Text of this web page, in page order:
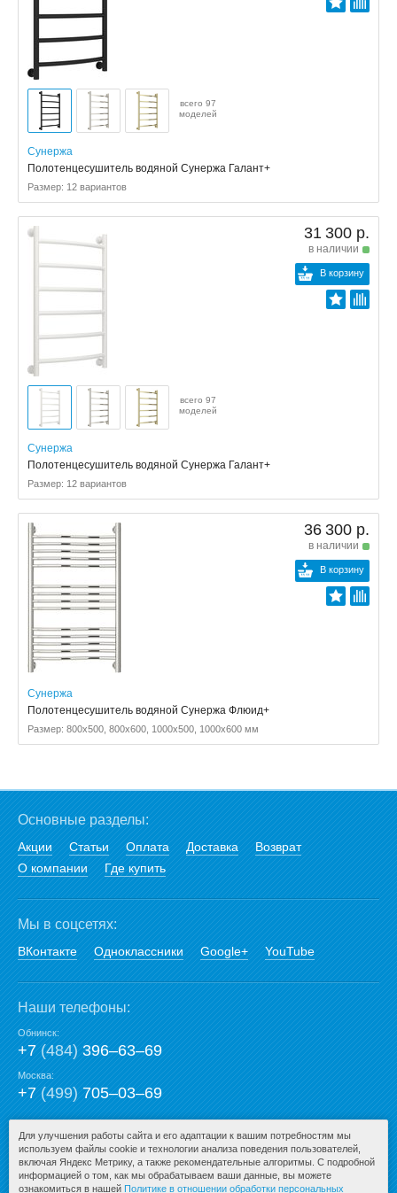
всего 97
моделей
Сунержа
Полотенцесушитель водяной Сунержа Галант+
Размер: 12 вариантов
31 300 р.
в наличии
В корзину
всего 97
моделей
Сунержа
Полотенцесушитель водяной Сунержа Галант+
Размер: 12 вариантов
36 300 р.
в наличии
В корзину
Сунержа
Полотенцесушитель водяной Сунержа Флюид+
Размер: 800x500, 800x600, 1000x500, 1000x600 мм
Основные разделы:
Акции Статьи Оплата Доставка
Возврат
О компании
Где купить
Мы в соцсетях:
ВКонтакте Одноклассники Google+ YouTube
Наши телефоны:
Обнинск:
+7(484)396‒63‒69
Москва:
+7(499)705‒03‒69
E-mail:
mail@san-premium.ru
Для улучшения работы сайта и его адаптации к вашим потребностям мы
используем файлы cookie и технологии анализа поведения пользователей,
включая Яндекс Метрику, а также рекомендательные алгоритмы. С подробной
информацией о том, как мы обрабатываем ваши данные, вы можете
ознакомиться в нашей Политике в отношении обработки персональных